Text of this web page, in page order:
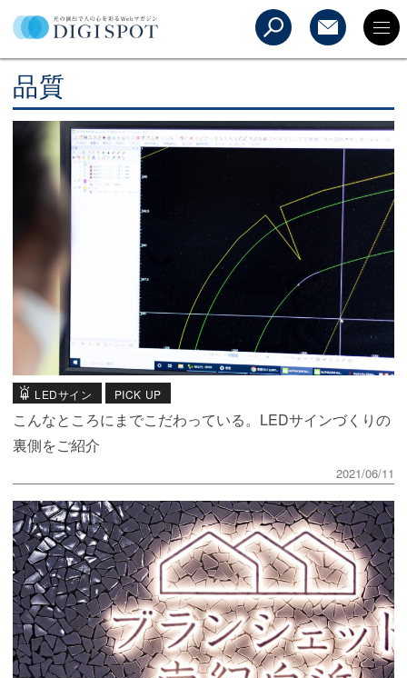
品質
LEDサイン PICK UP
こんなところにまでこだわっている。LEDサインづくりの
裏側をご紹介
2021/06/11